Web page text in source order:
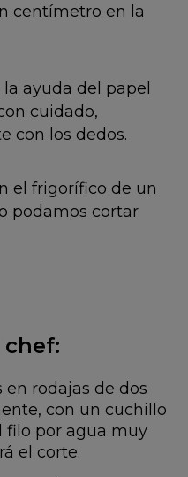
centímetro en la
ayuda del papel
cuidado,
con los dedos.
el frigorífico de un
podamos cortar
rodajas de dos
con un cuchillo
filo por agua muy
el corte.